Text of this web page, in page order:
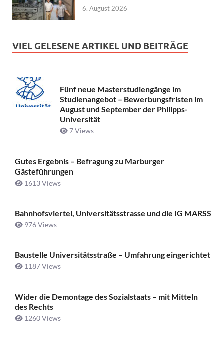
6. August 2026
VIEL GELESENE ARTIKEL UND BEITRÄGE
Fünf neue Masterstudiengänge im
Studienangebot – Bewerbungsfristen im
August und September der Philipps-
Universität
7 Views
Gutes Ergebnis – Befragung zu Marburger
Gästeführungen
1613 Views
Bahnhofsviertel, Universitätsstrasse und die IG MARSS
976 Views
Baustelle Universitätsstraße ­– Umfahrung eingerichtet
1187 Views
Wider die Demontage des Sozialstaats – mit Mitteln
des Rechts
1260 Views